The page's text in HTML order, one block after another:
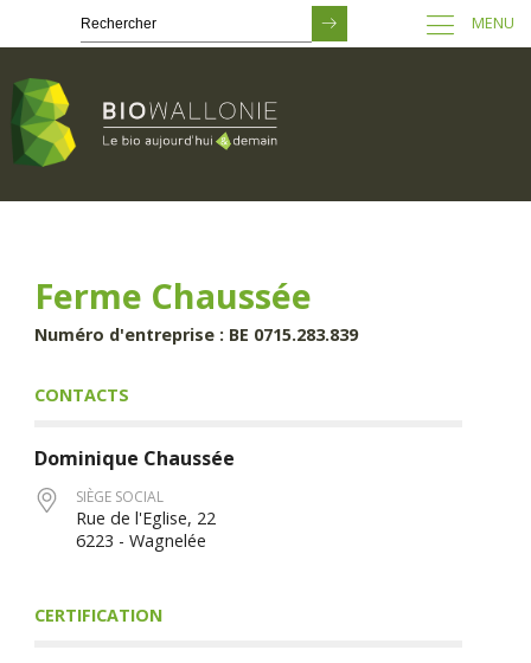
principal
MENU
Ferme Chaussée
Numéro d'entreprise : BE 0715.283.839
CONTACTS
Dominique Chaussée
SIÈGE SOCIAL
Rue de l'Eglise, 22
6223 - Wagnelée
CERTIFICATION